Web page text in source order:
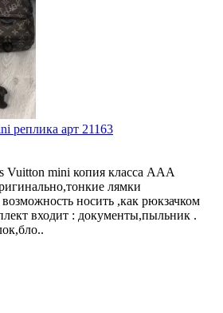
реплика арт 21163
Vuitton mini копия класса ААА
лямки
возможность носить ,как рюкзачком
входит : документы,пыльник .